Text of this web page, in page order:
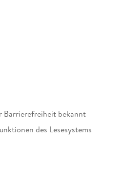
Barrierefreiheit bekannt
des Lesesystems